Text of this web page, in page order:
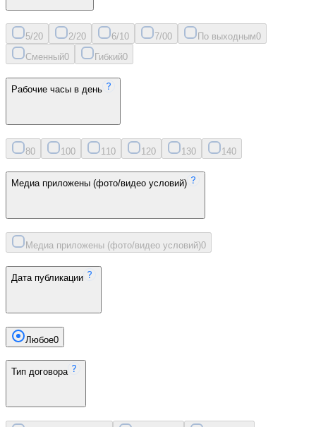
5/20 2/20 6/10 7/00 По выходным0
Сменный0 Гибкий0
Рабочие часы в день
80 100 11 0 120 130 140
Медиа приложены (фото/видео условий)
Медиа приложены (фото/видео условий)0
Дата публикации
Любое0
Тип договора